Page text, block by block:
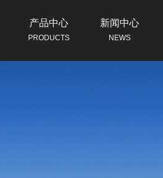
产品中心
PRODUCTS
新闻中心
NEWS